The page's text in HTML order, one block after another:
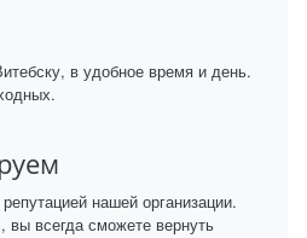
в удобное время и день.
нашей организации.
вы всегда сможете вернуть